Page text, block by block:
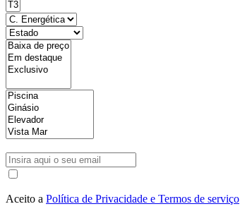
Aceito a Política de Privacidade e Termos de serviço